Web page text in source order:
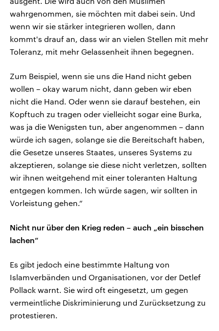
wahrgenommen, sie möchten mit dabei sein. Und
wenn wir sie stärker integrieren wollen, dann
kommt's drauf an, dass wir an vielen Stellen mit mehr
Toleranz, mit mehr Gelassenheit ihnen begegnen.
Zum Beispiel, wenn sie uns die Hand nicht geben
wollen – okay warum nicht, dann geben wir eben
nicht die Hand. Oder wenn sie darauf bestehen, ein
Kopftuch zu tragen oder vielleicht sogar eine Burka,
was ja die Wenigsten tun, aber angenommen – dann
würde ich sagen, solange sie die Bereitschaft haben,
die Gesetze unseres Staates, unseres Systems zu
akzeptieren, solange sie diese nicht verletzen, sollten
wir ihnen weitgehend mit einer toleranten Haltung
entgegen kommen. Ich würde sagen, wir sollten in
Vorleistung gehen.“
Nicht nur über den Krieg reden – auch „ein bisschen
lachen“
Es gibt jedoch eine bestimmte Haltung von
Islamverbänden und Organisationen, vor der Detlef
Pollack warnt. Sie wird oft eingesetzt, um gegen
vermeintliche Diskriminierung und Zurücksetzung zu
protestieren.